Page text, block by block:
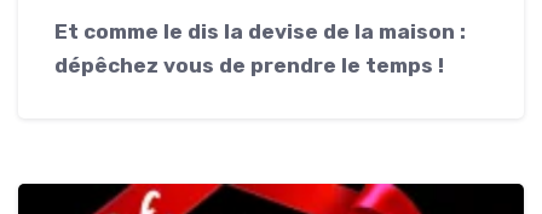
Et comme le dis la devise de la maison :
dépêchez vous de prendre le temps !